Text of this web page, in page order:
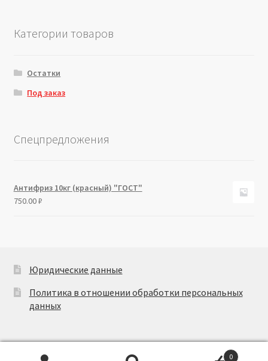
Категории товаров
Остатки
Под заказ
Спецпредложения
Антифриз 10кг (красный) "ГОСТ"
750.00₽
Юридические данные
Политика в отношении обработки персональных
данных
0